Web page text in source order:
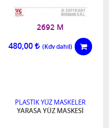
2692 M
480,00
PLASTİK YÜZ MASKELER
YARASA YÜZ MASKESİ